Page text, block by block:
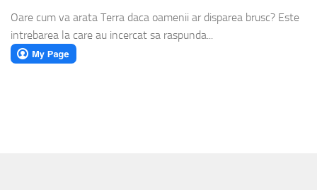
Oare cum va arata Terra daca oamenii ar disparea brusc? Este
intrebarea la care au incercat sa raspunda...